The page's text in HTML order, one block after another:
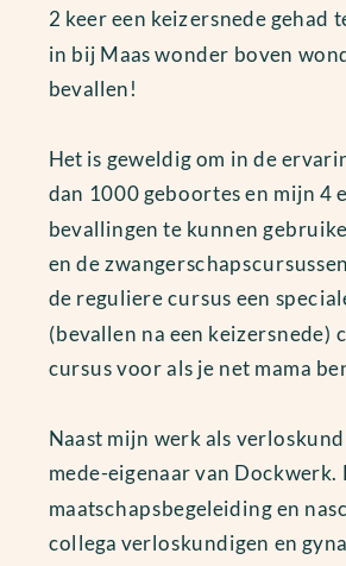
2 keer een keizersnede gehad
in bij Maas wonder boven
bevallen!
Het is geweldig om in de
dan 1000 geboortes en mijn 4
bevallingen te kunnen
en de
de reguliere cursus een
(bevallen na een keizersnede)
cursus voor als je net mama
Naast mijn werk als
mede-eigenaar van Dockwerk.
maatschapsbegeleiding en
collega verloskundigen en